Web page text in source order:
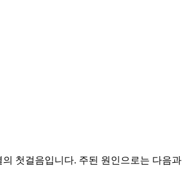
첫걸음입니다. 주된 원인으로는 다음과